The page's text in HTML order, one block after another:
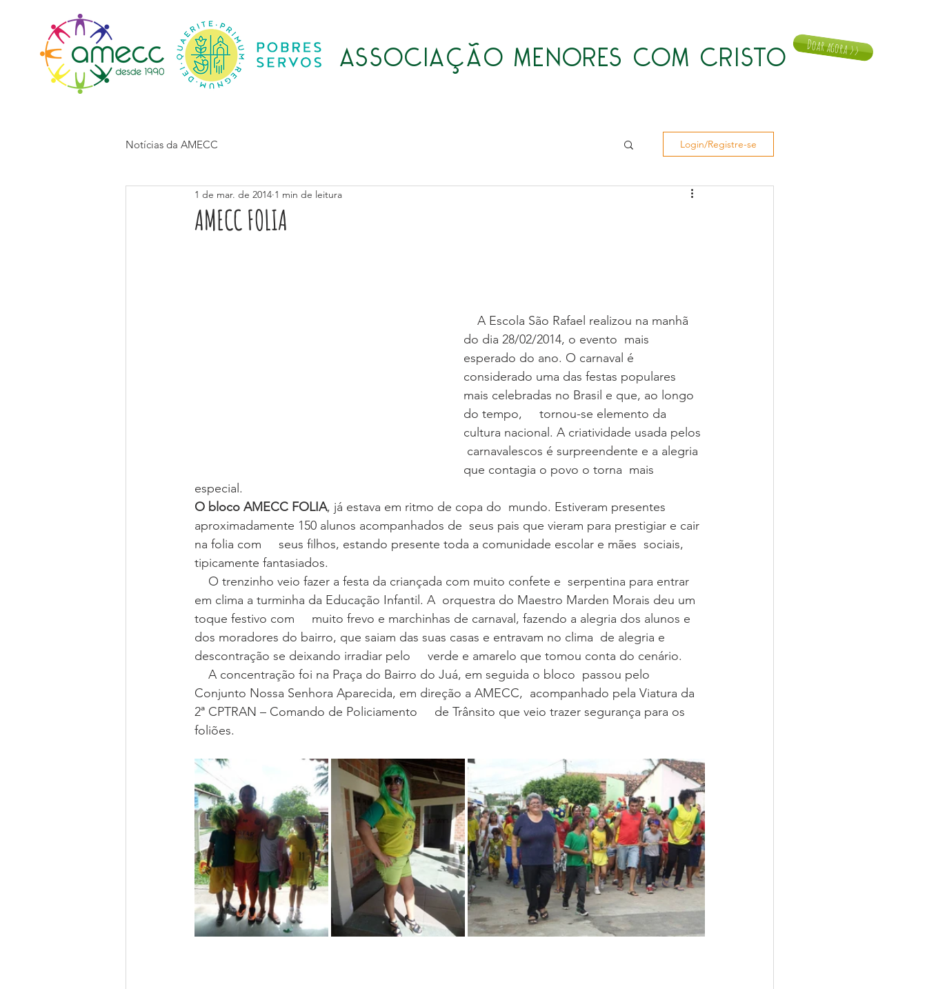
ASSOCIAÇÃO MENORES COM CRISTO Doar agora >>
Notícias da AMECC Login/Registre-se
AMECC FOLIA
1 de mar. de 2014 1 min de leitura
do dia 28/02/2014, o evento  mais
esperado do ano. O carnaval é
considerado uma das festas populares
mais celebradas no Brasil e que, ao longo
do tempo,     tornou-se elemento da
cultura nacional. A criatividade usada pelos
carnavalescos é surpreendente e a alegria
que contagia o povo o torna  mais
especial.
O bloco AMECC FOLIA, já estava em ritmo de copa do  mundo. Estiveram presentes
aproximadamente 150 alunos acompanhados de  seus pais que vieram para prestigiar e cair
na folia com     seus filhos, estando presente toda a comunidade escolar e mães  sociais,
tipicamente fantasiados.
em clima a turminha da Educação Infantil. A  orquestra do Maestro Marden Morais deu um
toque festivo com     muito frevo e marchinhas de carnaval, fazendo a alegria dos alunos e
dos moradores do bairro, que saiam das suas casas e entravam no clima  de alegria e
descontração se deixando irradiar pelo     verde e amarelo que tomou conta do cenário.
Conjunto Nossa Senhora Aparecida, em direção a AMECC,  acompanhado pela Viatura da
2ª CPTRAN – Comando de Policiamento     de Trânsito que veio trazer segurança para os
foliões.